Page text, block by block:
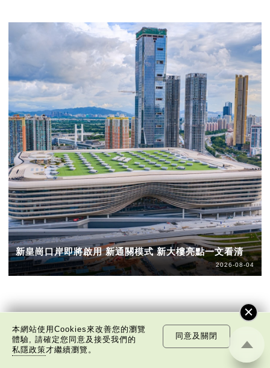
新皇崗口岸即將啟用 新通關模式 新大樓亮點一文看清
2026-08-04
本網站使用Cookies來改善您的瀏覽
體驗, 請確定您同意及接受我們的
私隱政策才繼續瀏覽。
同意及關閉